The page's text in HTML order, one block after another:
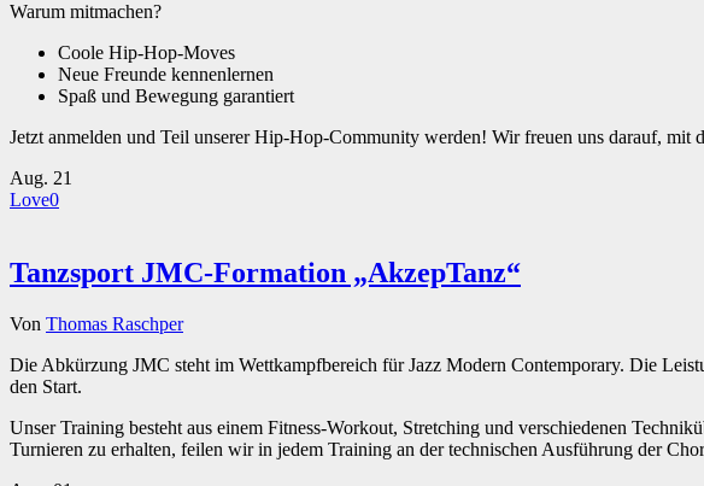
Warum mitmachen?
Coole Hip-Hop-Moves
Neue Freunde kennenlernen
Spaß und Bewegung garantiert
Jetzt anmelden und Teil unserer Hip-Hop-Community werden! Wir freuen uns darauf, mit
Aug. 21
Love0
Tanzsport JMC-Formation „AkzepTanz“
Von Thomas Raschper
Die Abkürzung JMC steht im Wettkampfbereich für Jazz Modern Contemporary. Die
den Start.
Unser Training besteht aus einem Fitness-Workout, Stretching und verschiedenen
Turnieren zu erhalten, feilen wir in jedem Training an der technischen Ausführung der